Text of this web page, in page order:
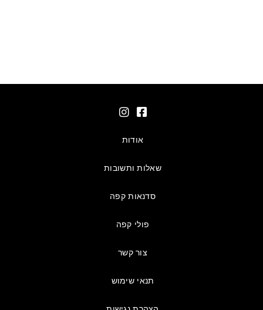
אודות
שאלות ותשובות
סדנאות קפה
פולי קפה
צור קשר
תנאי שימוש